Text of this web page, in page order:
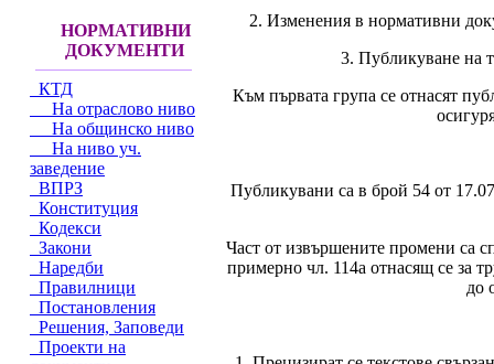
НОРМАТИВНИ
ДОКУМЕНТИ
КТД
На отраслово ниво
На общинско ниво
На ниво уч.
заведение
ВПРЗ
Конституция
Кодекси
Закони
Наредби
Правилници
Постановления
Решения, Заповеди
Проекти на
2. Изменения в нормативни
3. Публикуване на
Към първата група се отнасят
Публикувани са в брой 54 от
Част от извършените промени са
примерно чл. 114а отнасящ се за
до